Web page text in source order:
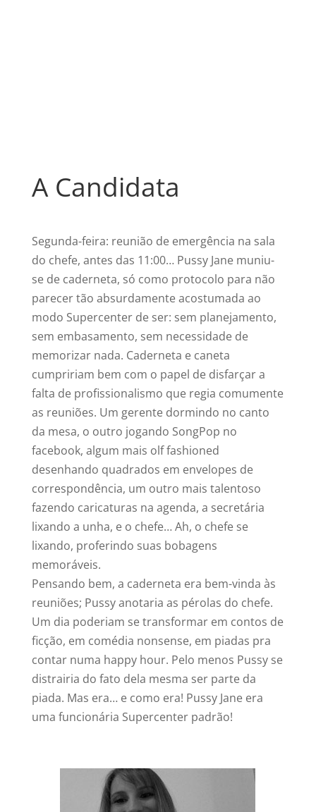
A Candidata
Segunda-feira: reunião de emergência na sala
do chefe, antes das 11:00… Pussy Jane muniu-
se de caderneta, só como protocolo para não
parecer tão absurdamente acostumada ao
modo Supercenter de ser: sem planejamento,
sem embasamento, sem necessidade de
memorizar nada. Caderneta e caneta
cumpririam bem com o papel de disfarçar a
falta de profissionalismo que regia comumente
as reuniões. Um gerente dormindo no canto
da mesa, o outro jogando SongPop no
facebook, algum mais olf fashioned
desenhando quadrados em envelopes de
correspondência, um outro mais talentoso
fazendo caricaturas na agenda, a secretária
lixando a unha, e o chefe… Ah, o chefe se
lixando, proferindo suas bobagens
memoráveis.
Pensando bem, a caderneta era bem-vinda às
reuniões; Pussy anotaria as pérolas do chefe.
Um dia poderiam se transformar em contos de
ficção, em comédia nonsense, em piadas pra
contar numa happy hour. Pelo menos Pussy se
distrairia do fato dela mesma ser parte da
piada. Mas era… e como era! Pussy Jane era
uma funcionária Supercenter padrão!